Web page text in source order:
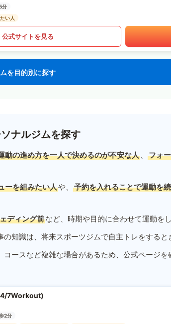
分
い人
公式サイトを見る
を目的別に探す
ナルジムを探す
動の進め方を一人で決めるのが不安な人 、
フォ
ーを組みたい人や、 予約を入れることで運動を
ディング前など、時期や目的に合わせて運動を
の知識は、将来スポーツジムで自主トレをすると
コースなど複雑な場合があるため、公式ページ
7Workout)
2分